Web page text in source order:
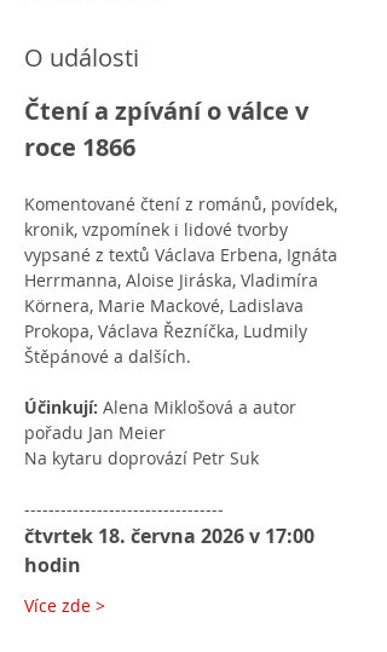
O události
Čtení a zpívání o válce v
roce 1866
Komentované čtení z románů, povídek,
kronik, vzpomínek i lidové tvorby
vypsané z textů Václava Erbena, Ignáta
Herrmanna, Aloise Jiráska, Vladimíra
Körnera, Marie Mackové, Ladislava
Prokopa, Václava Řezníčka, Ludmily
Štěpánové a dalších.
Účinkují: Alena Miklošová a autor
pořadu Jan Meier
Na kytaru doprovází Petr Suk
---------------------------------
čtvrtek 18. června 2026 v 17:00
hodin
Více zde >